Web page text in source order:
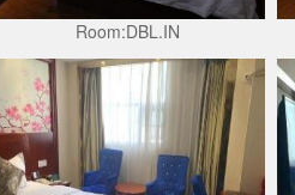
Room:DBL.IN